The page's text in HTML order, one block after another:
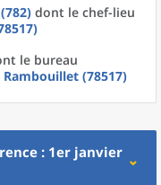
dont le chef-lieu
le bureau
Rambouillet (78517)
: 1er janvier